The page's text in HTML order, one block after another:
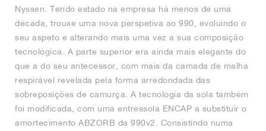
Nyssen. Tendo estado na empresa há menos de uma
década, trouxe uma nova perspetiva ao 990, evoluindo o
seu aspeto e alterando mais uma vez a sua composição
tecnológica. A parte superior era ainda mais elegante do
que a do seu antecessor, com mais da camada de malha
respirável revelada pela forma arredondada das
sobreposições de camurça. A tecnologia da sola também
foi modificada, com uma entressola ENCAP a substituir o
amortecimento ABZORB da 990v2. Consistindo numa